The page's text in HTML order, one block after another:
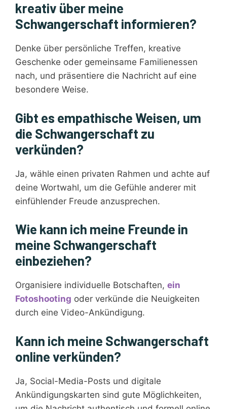
kreativ über meine
Schwangerschaft informieren?
Denke über persönliche Treffen, kreative
Geschenke oder gemeinsame Familienessen
nach, und präsentiere die Nachricht auf eine
besondere Weise.
Gibt es empathische Weisen, um
die Schwangerschaft zu
verkünden?
Ja, wähle einen privaten Rahmen und achte auf
deine Wortwahl, um die Gefühle anderer mit
einfühlender Freude anzusprechen.
Wie kann ich meine Freunde in
meine Schwangerschaft
einbeziehen?
Organisiere individuelle Botschaften, ein
Fotoshooting oder verkünde die Neuigkeiten
durch eine Video-Ankündigung.
Kann ich meine Schwangerschaft
online verkünden?
Ja, Social-Media-Posts und digitale
Ankündigungskarten sind gute Möglichkeiten,